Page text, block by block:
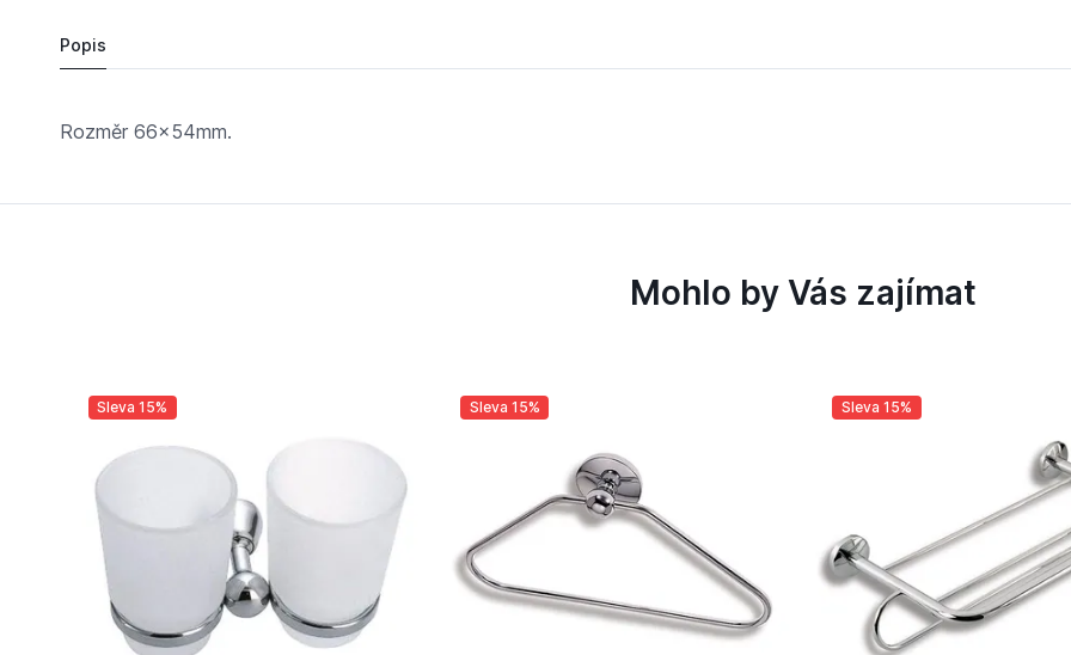
Popis
Rozměr 66x54mm.
Mohlo by Vás zajímat
Sleva 15% Sleva 15% Sleva 15%